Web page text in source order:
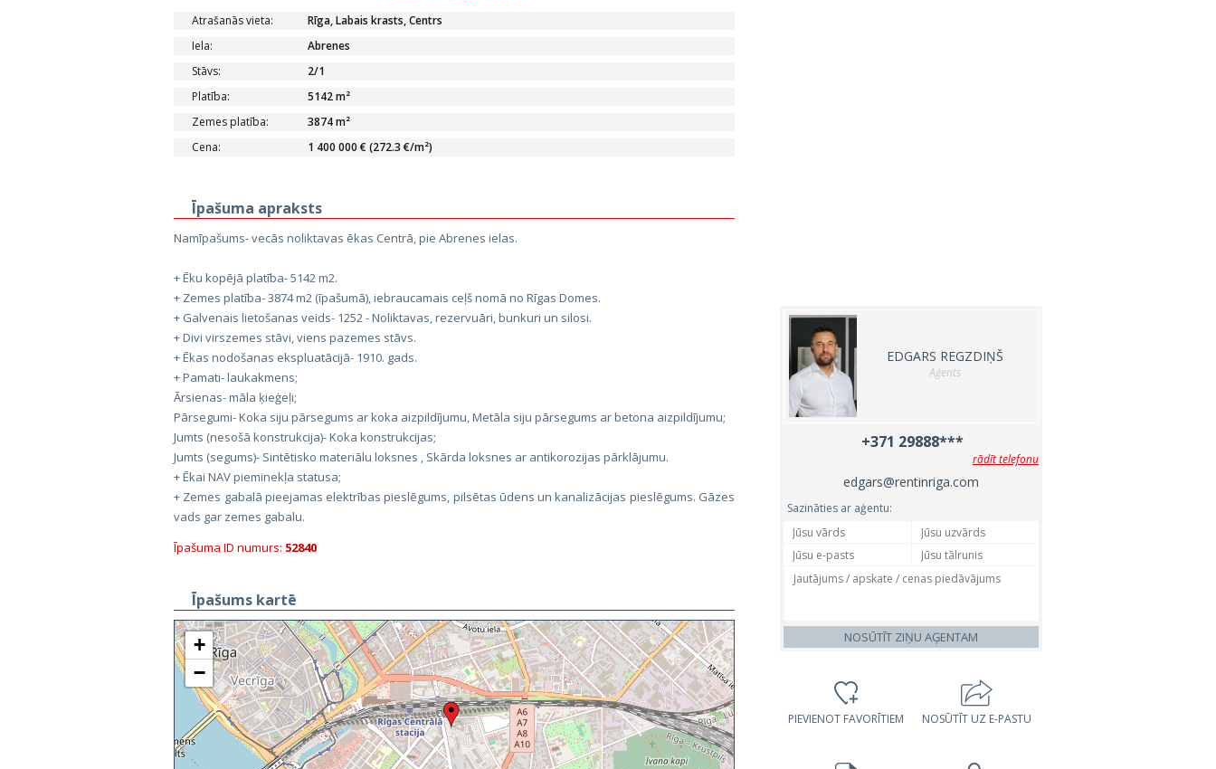
Atrašanās vieta:
Rīga, Labais krasts, Centrs
Iela:
Abrenes
Stāvs:
2/1
Platība:
5142 m²
Zemes platība:
3874 m²
Cena:
1 400 000 € (272.3 €/m²)
Īpašuma apraksts
Namīpašums- vecās noliktavas ēkas Centrā, pie Abrenes ielas.
+ Ēku kopējā platība- 5142 m2.
+ Zemes platība- 3874 m2 (īpašumā), iebraucamais ceļš nomā no Rīgas Domes.
+ Galvenais lietošanas veids- 1252 - Noliktavas, rezervuāri, bunkuri un silosi.
+ Divi virszemes stāvi, viens pazemes stāvs.
+ Ēkas nodošanas ekspluatācijā- 1910. gads.
+ Pamati- laukakmens;
Ārsienas- māla ķieģeļi;
Pārsegumi- Koka siju pārsegums ar koka aizpildījumu, Metāla siju pārsegums ar betona aizpildījumu;
Jumts (nesošā konstrukcija)- Koka konstrukcijas;
Jumts (segums)- Sintētisko materiālu loksnes , Skārda loksnes ar antikorozijas pārklājumu.
+ Ēkai NAV pieminekļa statusa;
+ Zemes gabalā pieejamas elektrības pieslēgums, pilsētas ūdens un kanalizācijas pieslēgums. Gāzes
vads gar zemes gabalu.
Īpašuma ID numurs: 52840
Īpašums kartē
+
−
EDGARS REGZDIŅŠ
Aģents
+371 29888***
rādīt telefonu
edgars@rentinriga.com
Sazināties ar aģentu:
NOSŪTĪT ZIŅU AĢENTAM
PIEVIENOT FAVORĪTIEM NOSŪTĪT UZ E-PASTU